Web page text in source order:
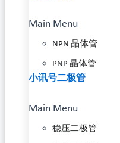
Main Menu
NPN 晶体管
PNP 晶体管
小讯号二极管
Main Menu
稳压二极管